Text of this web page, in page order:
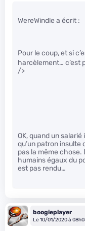
WereWindle a écrit :
Pour le coup, et si
harcèlement… c’est
/>
OK, quand un
qu’un patron insulte
pas la même chose.
humains égaux du
est pas rendu…
boogieplayer
Le 10/01/2020 à